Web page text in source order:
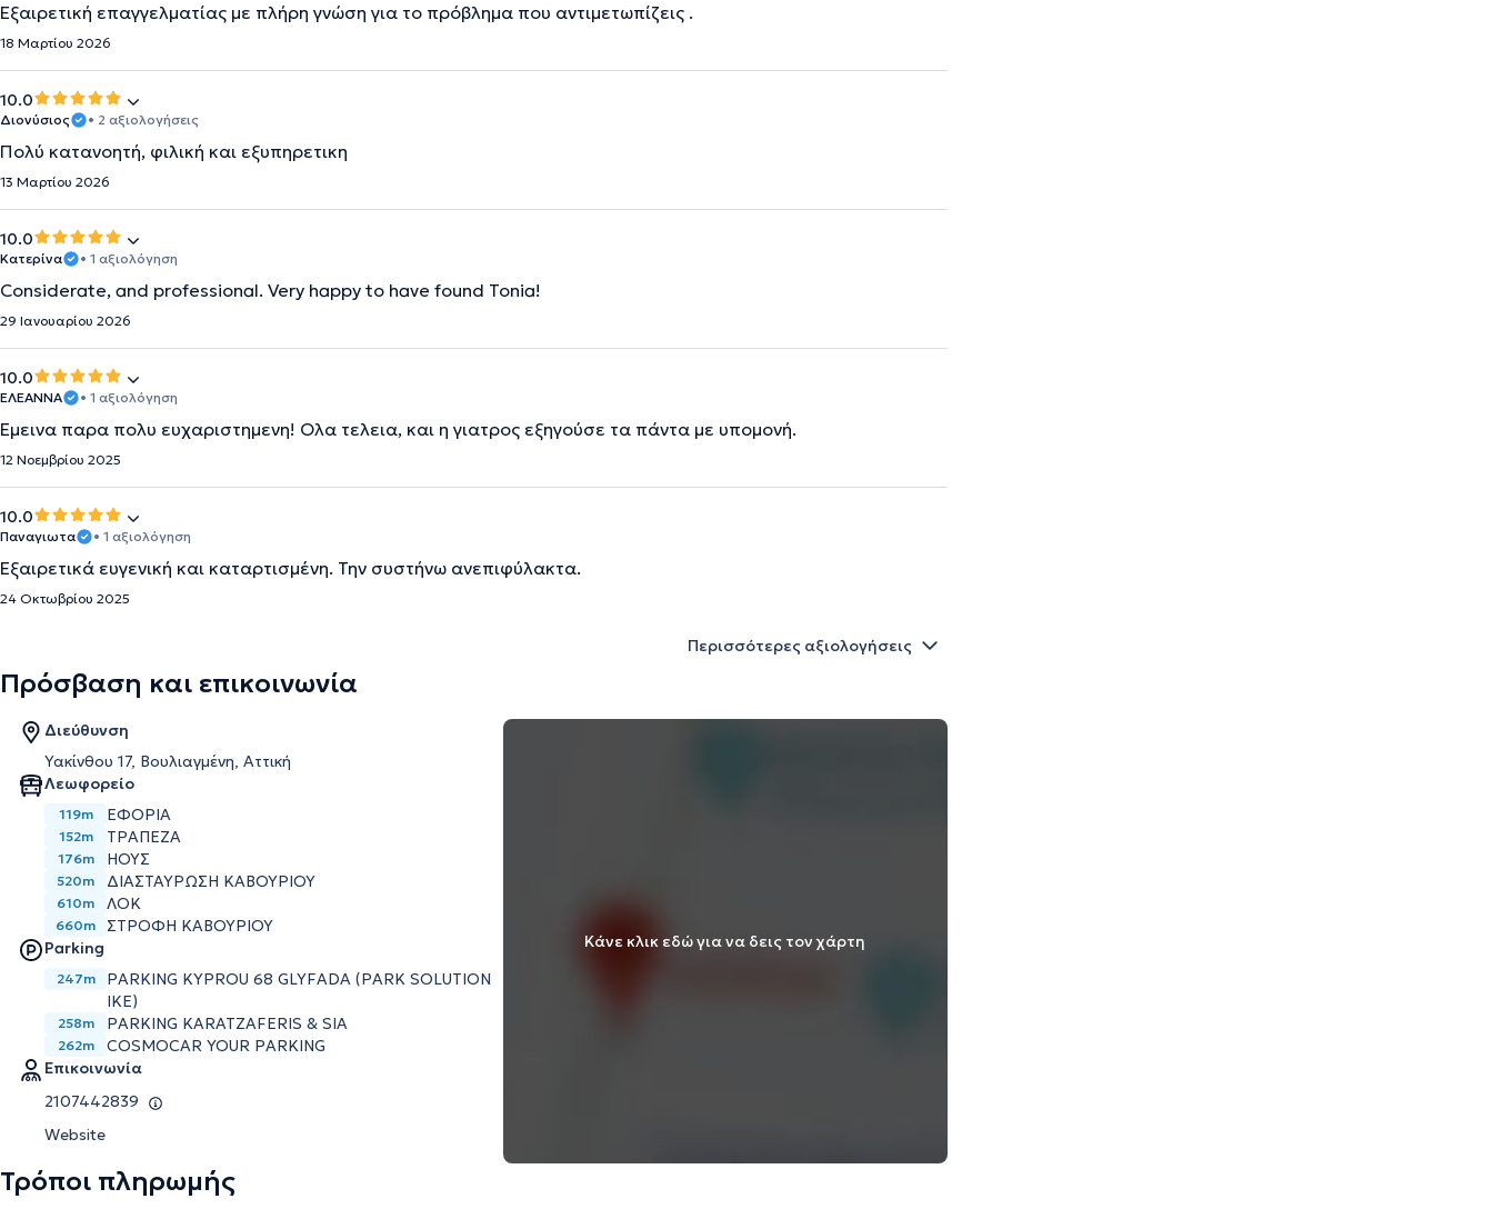
Εξαιρετική επαγγελματίας με πλήρη γνώση για το πρόβλημα που αντιμετωπίζεις .
18 Μαρτίου 2026
10.0
Διονύσιος • 2 αξιολογήσεις
Πολύ κατανοητή, φιλική και εξυπηρετικη
13 Μαρτίου 2026
10.0
Κατερίνα • 1 αξιολόγηση
Considerate, and professional. Very happy to have found Tonia!
29 Ιανουαρίου 2026
10.0
ΕΛΕΑΝΝΑ • 1 αξιολόγηση
Εμεινα παρα πολυ ευχαριστημενη! Ολα τελεια, και η γιατρος εξηγούσε τα πάντα με υπομονή.
12 Νοεμβρίου 2025
10.0
Παναγιωτα • 1 αξιολόγηση
Εξαιρετικά ευγενική και καταρτισμένη. Την συστήνω ανεπιφύλακτα.
24 Οκτωβρίου 2025
Περισσότερες αξιολογήσεις
Πρόσβαση και επικοινωνία
Διεύθυνση
Υακίνθου 17, Βουλιαγμένη, Αττική
Λεωφορείο
119m ΕΦΟΡΙΑ
152m ΤΡΑΠΕΖΑ
176m ΗΟΥΣ
520m ΔΙΑΣΤΑΥΡΩΣΗ ΚΑΒΟΥΡΙΟΥ
610m ΛΟΚ
660m
ΣΤΡΟΦΗ ΚΑΒΟΥΡΙΟΥ
Parking
247m
PARKING KYPROU 68 GLYFADA (PARK SOLUTION
IKE)
258m PARKING KARATZAFERIS & SIA
262m
COSMOCAR YOUR PARKING
Επικοινωνία
2107442839
Website
Κάνε κλικ εδώ για να δεις τον χάρτη
Τρόποι πληρωμής